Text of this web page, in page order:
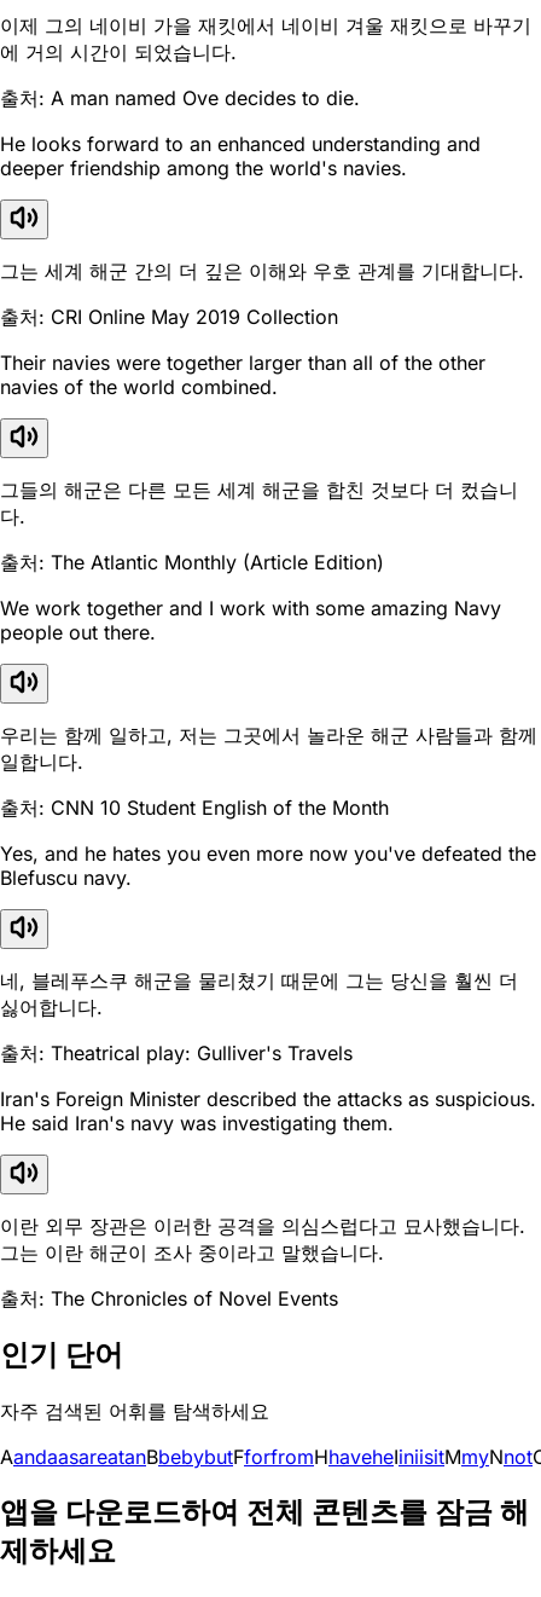
이제 그의 네이비 가을 재킷에서 네이비 겨울 재킷으로 바꾸기
에 거의 시간이 되었습니다.
출처: A man named Ove decides to die.
He looks forward to an enhanced understanding and
deeper friendship among the world's navies.
그는 세계 해군 간의 더 깊은 이해와 우호 관계를 기대합니다.
출처: CRI Online May 2019 Collection
Their navies were together larger than all of the other
navies of the world combined.
그들의 해군은 다른 모든 세계 해군을 합친 것보다 더 컸습니
다.
출처: The Atlantic Monthly (Article Edition)
We work together and I work with some amazing Navy
people out there.
우리는 함께 일하고, 저는 그곳에서 놀라운 해군 사람들과 함께
일합니다.
출처: CNN 10 Student English of the Month
Yes, and he hates you even more now you've defeated the
Blefuscu navy.
네, 블레푸스쿠 해군을 물리쳤기 때문에 그는 당신을 훨씬 더
싫어합니다.
출처: Theatrical play: Gulliver's Travels
Iran's Foreign Minister described the attacks as suspicious.
He said Iran's navy was investigating them.
이란 외무 장관은 이러한 공격을 의심스럽다고 묘사했습니다.
그는 이란 해군이 조사 중이라고 말했습니다.
출처: The Chronicles of Novel Events
인기 단어
자주 검색된 어휘를 탐색하세요
AandaasareatanBbebybutFforfromHhaveheIiniisitMmyNnot
앱을 다운로드하여 전체 콘텐츠를 잠금 해
제하세요